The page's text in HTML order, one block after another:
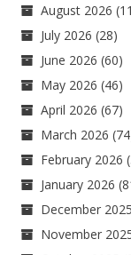
August 2026
July 2026 (28)
June 2026 (60)
May 2026 (46)
April 2026 (67)
March 2026
February 2026
January 2026
December 2025
November